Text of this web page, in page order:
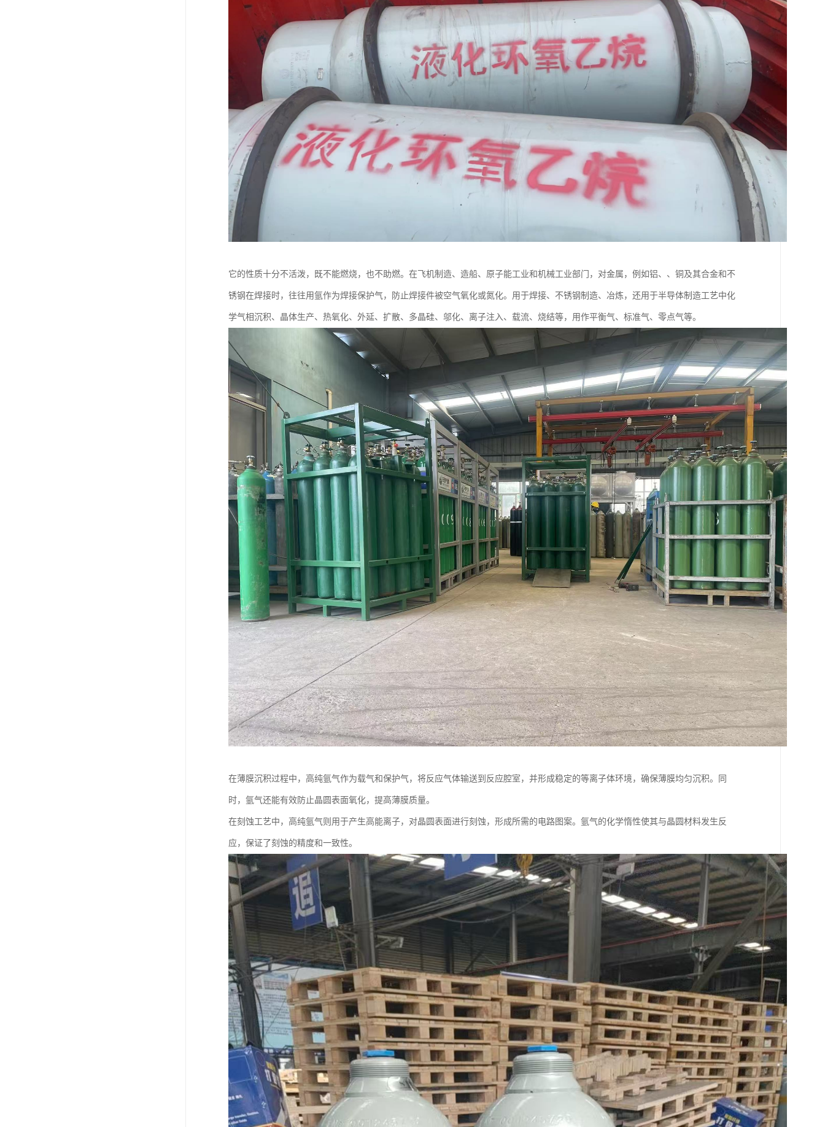
它的性质十分不活泼，既不能燃烧，也不助燃。在飞机制造、造船、原子能工业和机械工业部门，对金属，例如铝、、铜及其合金和不
锈钢在焊接时，往往用氩作为焊接保护气，防止焊接件被空气氧化或氮化。用于焊接、不锈钢制造、冶炼，还用于半导体制造工艺中化
学气相沉积、晶体生产、热氧化、外延、扩散、多晶硅、邬化、离子注入、载流、烧结等，用作平衡气、标准气、零点气等。
在薄膜沉积过程中，高纯氩气作为载气和保护气，将反应气体输送到反应腔室，并形成稳定的等离子体环境，确保薄膜均匀沉积。同
时，氩气还能有效防止晶圆表面氧化，提高薄膜质量。
在刻蚀工艺中，高纯氩气则用于产生高能离子，对晶圆表面进行刻蚀，形成所需的电路图案。氩气的化学惰性使其与晶圆材料发生反
应，保证了刻蚀的精度和一致性。